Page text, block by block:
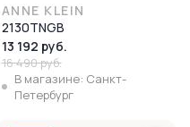
ANNE KLEIN
2130TNGB
13 192 руб.
16 490 руб.
В магазине: Санкт-
Петербург